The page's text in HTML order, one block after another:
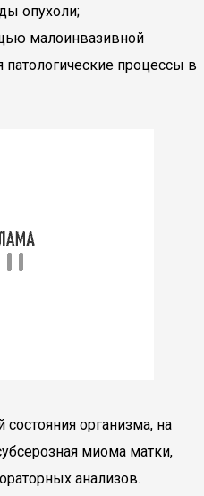
опухоли;
малоинвазивной
процессы в
организма, на
миома матки,
анализов.